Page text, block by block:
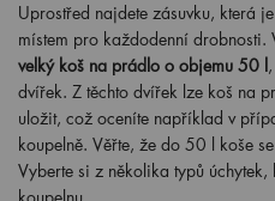
Uprostřed najdete zásuvku, která
místem pro každodenní drobnosti.
velký koš na prádlo o objemu 50 l
dvířek. Z těchto dvířek lze koš na
uložit, což oceníte například v
koupelně. Věřte, že do 50 l koše
Vyberte si z několika typů